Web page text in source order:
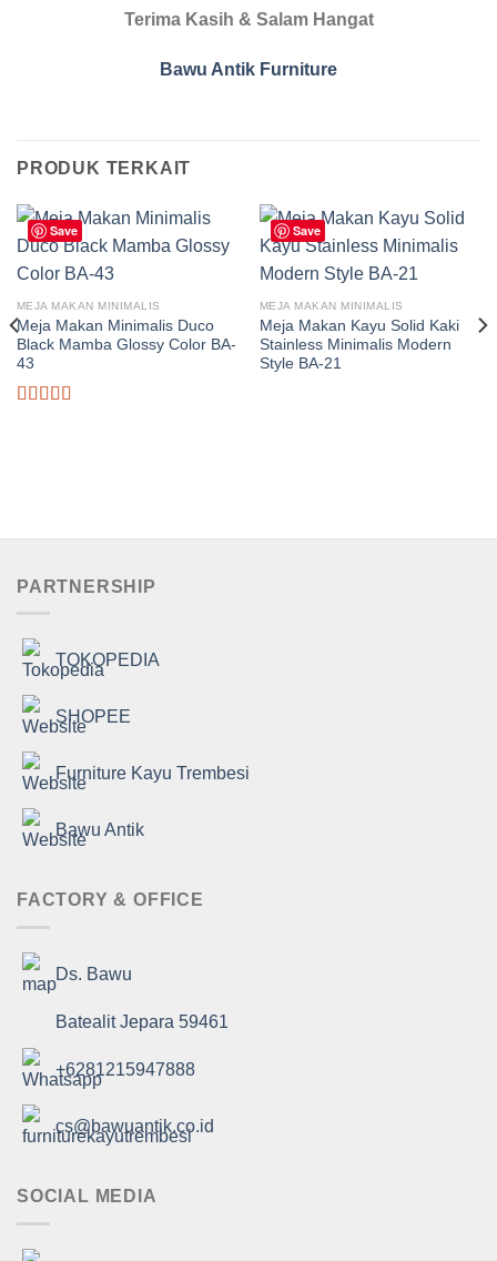
Terima Kasih & Salam Hangat
Bawu Antik Furniture
PRODUK TERKAIT
Save
MEJA MAKAN MINIMALIS
Meja Makan Minimalis Duco
Black Mamba Glossy Color BA-
43
Save
MEJA MAKAN MINIMALIS
Meja Makan Kayu Solid Kaki
Stainless Minimalis Modern
Style BA-21
PARTNERSHIP
TOKOPEDIA
SHOPEE
Furniture Kayu Trembesi
Bawu Antik
FACTORY & OFFICE
Ds. Bawu
Batealit Jepara 59461
+6281215947888
cs@bawuantik.co.id
SOCIAL MEDIA